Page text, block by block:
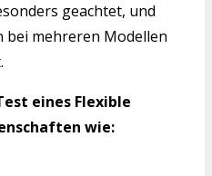
geachtet, und
bei mehreren Modellen
eines Flexible
wie: